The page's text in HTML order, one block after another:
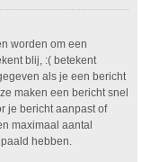
worden om een
blij, :( betekent
als je een bericht
maken een bericht snel
je bericht aanpast of
maximaal aantal
hebben.